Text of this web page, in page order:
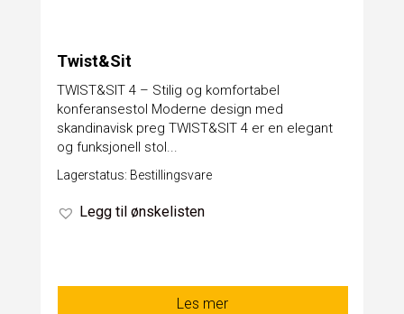
Twist&Sit
TWIST&SIT 4 – Stilig og komfortabel
konferansestol Moderne design med
skandinavisk preg TWIST&SIT 4 er en elegant
og funksjonell stol...
Lagerstatus: Bestillingsvare
Legg til ønskelisten
Les mer